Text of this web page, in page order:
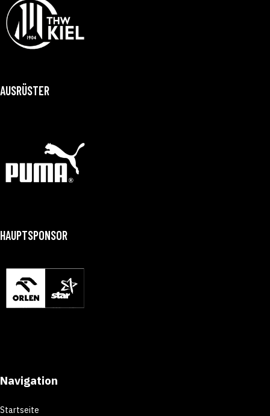
AUSRÜSTER
HAUPTSPONSOR
Navigation
Startseite